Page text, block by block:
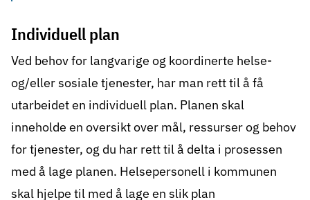
Individuell plan
Ved behov for langvarige og koordinerte helse-
og/eller sosiale tjenester, har man rett til å få
utarbeidet en individuell plan. Planen skal
inneholde en oversikt over mål, ressurser og behov
for tjenester, og du har rett til å delta i prosessen
med å lage planen. Helsepersonell i kommunen
skal hjelpe til med å lage en slik plan